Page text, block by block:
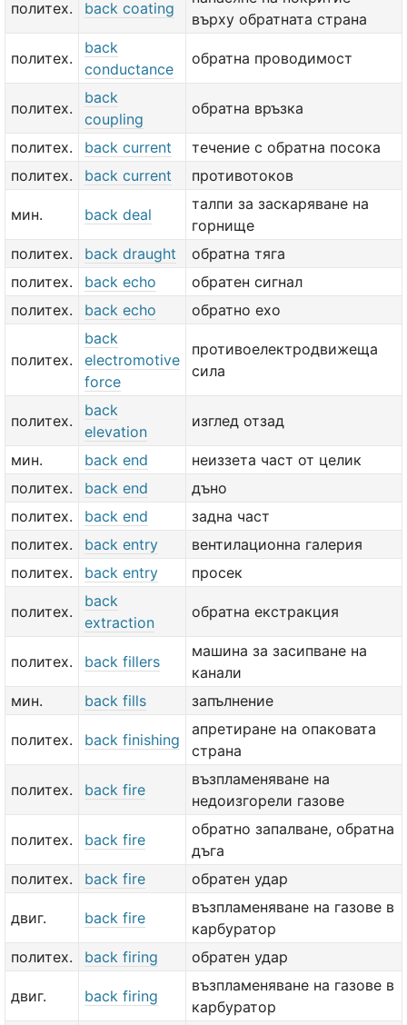
политех. back coating
върху обратната страна
политех.
back
conductance
обратна проводимост
политех.
back
coupling
обратна връзка
политех. back current
течение с обратна посока
политех.
back current противотоков
мин. back deal
талпи за заскаряване на
горнище
политех.
back draught
обратна тяга
политех.
back echo
обратен сигнал
политех.
back echo обратно ехо
политех.
back
electromotive
force
противоелектродвижеща
сила
политех.
back
elevation
изглед отзад
мин. back end
неиззета част от целик
политех.
back end
дъно
политех.
back end
задна част
политех.
back entry
вентилационна галерия
политех.
back entry просек
политех.
back
extraction
обратна екстракция
политех. back fillers
машина за засипване на
канали
мин.
back fills запълнение
политех. back finishing
апретиране на опаковата
страна
политех. back fire
възпламеняване на
недоизгорели газове
политех. back fire
обратно запалване, обратна
дъга
политех.
back fire обратен удар
двиг. back fire
възпламеняване на газове в
карбуратор
политех.
back firing обратен удар
двиг. back firing
възпламеняване на газове в
карбуратор